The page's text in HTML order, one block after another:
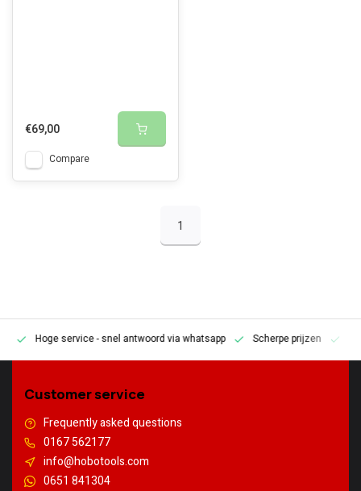
€69,00
Compare
1
Hoge service- snel antwoord via whatsapp Scherpe prijzen
Customer service
Frequently asked questions
0167 562177
info@hobotools.com
0651 841304